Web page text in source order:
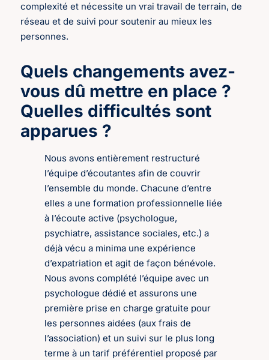
complexité et nécessite un vrai travail de terrain, de
réseau et de suivi pour soutenir au mieux les
personnes.
Quels changements avez-
vous dû mettre en place ?
Quelles difficultés sont
apparues ?
Nous avons entièrement restructuré
l’équipe d’écoutantes afin de couvrir
l’ensemble du monde. Chacune d’entre
elles a une formation professionnelle liée
à l’écoute active (psychologue,
psychiatre, assistance sociales, etc.) a
déjà vécu a minima une expérience
d’expatriation et agit de façon bénévole.
Nous avons complété l’équipe avec un
psychologue dédié et assurons une
première prise en charge gratuite pour
les personnes aidées (aux frais de
l’association) et un suivi sur le plus long
terme à un tarif préférentiel proposé par